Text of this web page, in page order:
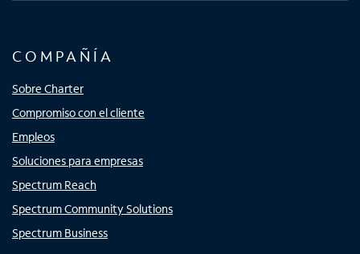
COMPAÑÍA
Sobre Charter
Compromiso con el cliente
Empleos
Soluciones para empresas
Spectrum Reach
Spectrum Community Solutions
Spectrum Business